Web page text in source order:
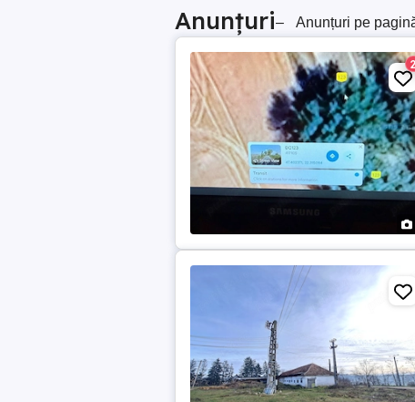
Anunțuri– Anunțuri pe
2